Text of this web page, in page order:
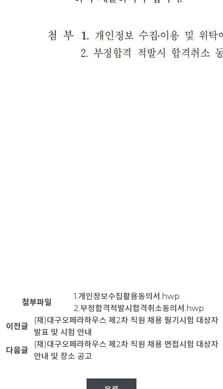
첨부파일
1.개인정보수집활용동의서.hwp
2.부정합격적발시합격취소동의서.hwp
이전글
(재)대구오페라하우스 제2차 직원 채용 필기시험 대상자
발표 및 시험 안내
다음글
(재)대구오페라하우스 제2차 직원 채용 면접시험 대상자
안내 및 장소 공고